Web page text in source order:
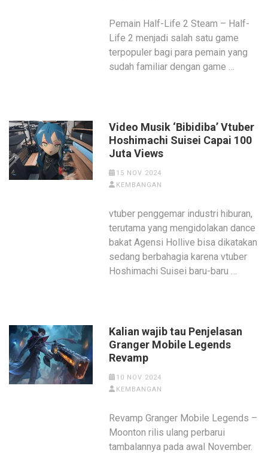
Pemain Half-Life 2 Steam – Half-
Life 2 menjadi salah satu game
terpopuler bagi para pemain yang
sudah familiar dengan game …
Video Musik ‘Bibidiba’ Vtuber
Hoshimachi Suisei Capai 100
Juta Views
15 NOV 2024
KEMBANGAN
vtuber penggemar industri hiburan,
terutama yang mengidolakan dance
bakat Agensi Hollive bisa dikatakan
sedang berbahagia karena vtuber
Hoshimachi Suisei baru-baru …
Kalian wajib tau Penjelasan
Granger Mobile Legends
Revamp
10 NOV 2024
KEMBANGAN
Revamp Granger Mobile Legends –
Moonton rilis ulang perbarui
tambalannya pada awal November.